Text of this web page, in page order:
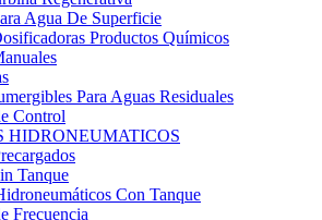
Agua De Superficie
Productos Químicos
Para Aguas Residuales
Control
HIDRONEUMATICOS
Tanque
Con Tanque
Frecuencia